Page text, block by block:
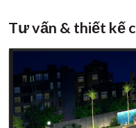
Tư vấn & thiết kế